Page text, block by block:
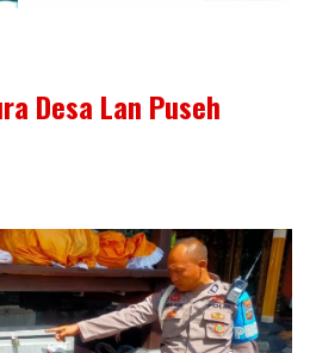
Desa Lan Puseh